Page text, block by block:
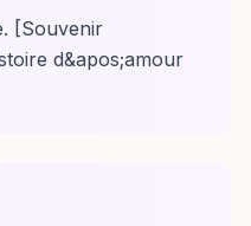
[Souvenir
d&apos;amour